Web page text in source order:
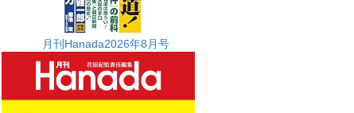
月刊Hanada2026年8月号